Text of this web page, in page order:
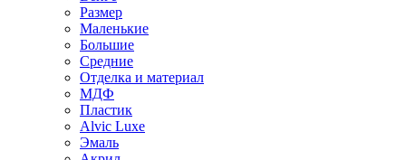
Размер
Маленькие
Большие
Средние
Отделка и материал
МДФ
Пластик
Alvic Luxe
Эмаль